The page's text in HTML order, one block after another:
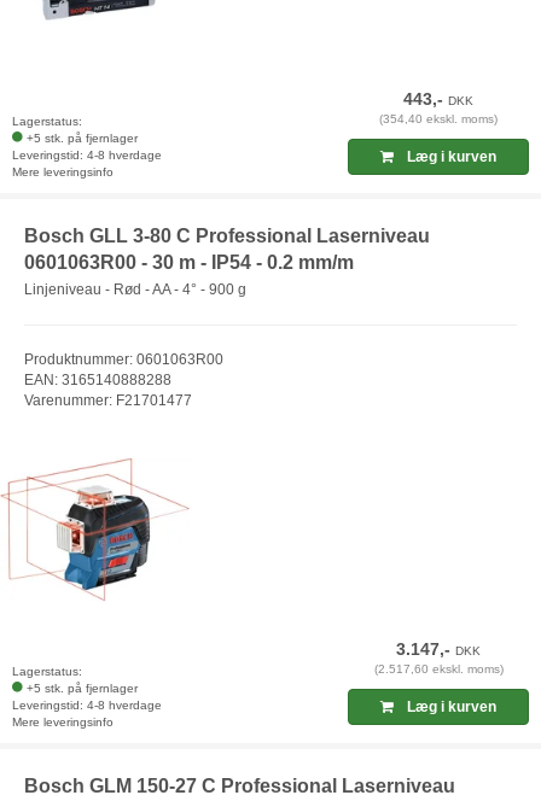
Lagerstatus:
+5 stk. på fjernlager
Leveringstid: 4-8 hverdage
Mere leveringsinfo
443,-DKK
(354,40 ekskl. moms)
Læg i kurven
Bosch GLL 3-80 C Professional Laserniveau
0601063R00 - 30 m - IP54 - 0.2 mm/m
Linjeniveau - Rød - AA - 4° - 900 g
Produktnummer: 0601063R00
EAN: 3165140888288
Varenummer: F21701477
Lagerstatus:
+5 stk. på fjernlager
Leveringstid: 4-8 hverdage
Mere leveringsinfo
3.147,-DKK
(2.517,60 ekskl. moms)
Læg i kurven
Bosch GLM 150-27 C Professional Laserniveau